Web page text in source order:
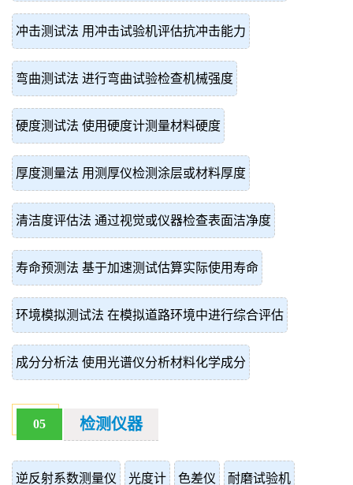
冲击测试法 用冲击试验机评估抗冲击能力
弯曲测试法 进行弯曲试验检查机械强度
硬度测试法 使用硬度计测量材料硬度
厚度测量法 用测厚仪检测涂层或材料厚度
清洁度评估法 通过视觉或仪器检查表面洁净度
寿命预测法 基于加速测试估算实际使用寿命
环境模拟测试法 在模拟道路环境中进行综合评估
成分分析法 使用光谱仪分析材料化学成分
05 检测仪器
逆反射系数测量仪 光度计 色差仪 耐磨试验机